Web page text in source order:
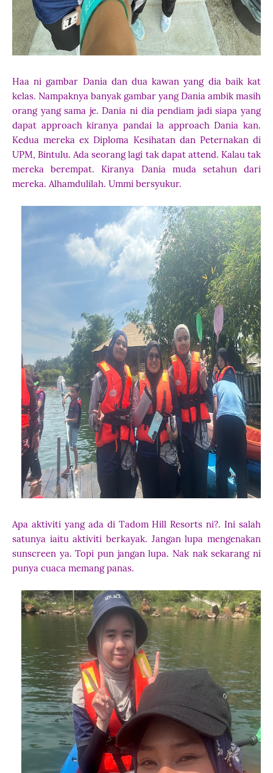
Haa ni gambar Dania dan dua kawan yang dia baik kat
kelas. Nampaknya banyak gambar yang Dania ambik masih
orang yang sama je. Dania ni dia pendiam jadi siapa yang
dapat approach kiranya pandai la approach Dania kan.
Kedua mereka ex Diploma Kesihatan dan Peternakan di
UPM, Bintulu. Ada seorang lagi tak dapat attend. Kalau tak
mereka berempat. Kiranya Dania muda setahun dari
mereka. Alhamdulilah. Ummi bersyukur.
Apa aktiviti yang ada di Tadom Hill Resorts ni?. Ini salah
satunya iaitu aktiviti berkayak. Jangan lupa mengenakan
sunscreen ya. Topi pun jangan lupa. Nak nak sekarang ni
punya cuaca memang panas.